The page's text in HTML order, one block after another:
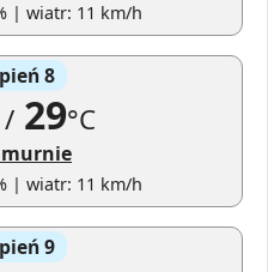
| wiatr: 11 km/h
8
/29°C
| wiatr: 11 km/h
9